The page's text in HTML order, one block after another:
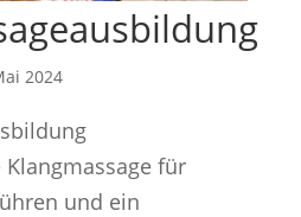
2024
für
und ein